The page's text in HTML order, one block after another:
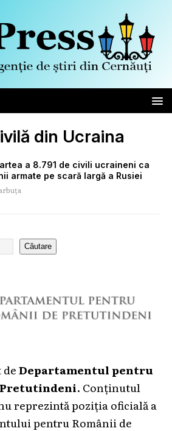
din Ucraina
a 8.791 de civili ucraineni ca
armate pe scară largă a Rusiei
Căutare
Departamentul pentru
. Conținutul
reprezintă poziția oficială a
pentru Românii de